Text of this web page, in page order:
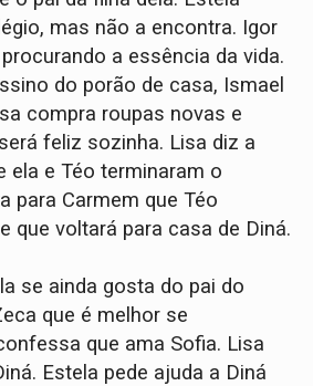
mas não a encontra. Igor
a essência da vida.
do porão de casa, Ismael
compra roupas novas e
feliz sozinha. Lisa diz a
ela e Téo terminaram o
para Carmem que Téo
que voltará para casa de Diná.
se ainda gosta do pai do
que é melhor se
que ama Sofia. Lisa
Estela pede ajuda a Diná